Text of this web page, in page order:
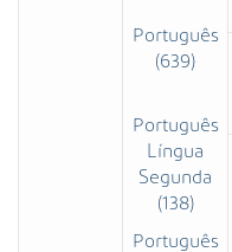
Português
(639)
Português
Língua
Segunda
(138)
Português